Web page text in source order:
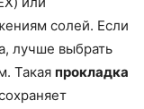
солей. Если
лучше выбрать
Такая прокладка